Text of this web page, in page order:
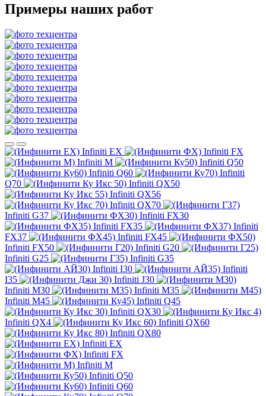
Примеры наших работ
Infiniti EX
Infiniti FX
Infiniti M
Infiniti Q50
Infiniti Q60
Infiniti
Q70
Infiniti QX50
Infiniti QX56
Infiniti QX70
Infiniti G37
Infiniti FX30
Infiniti FX35
Infiniti
FX37
Infiniti FX45
Infiniti FX50
Infiniti G20
Infiniti G25
Infiniti G35
Infiniti I30
Infiniti
I35
Infiniti J30
Infiniti M30
Infiniti M35
Infiniti M45
Infiniti Q45
Infiniti QX30
Infiniti QX4
Infiniti QX60
Infiniti QX80
Infiniti EX
Infiniti FX
Infiniti M
Infiniti Q50
Infiniti Q60